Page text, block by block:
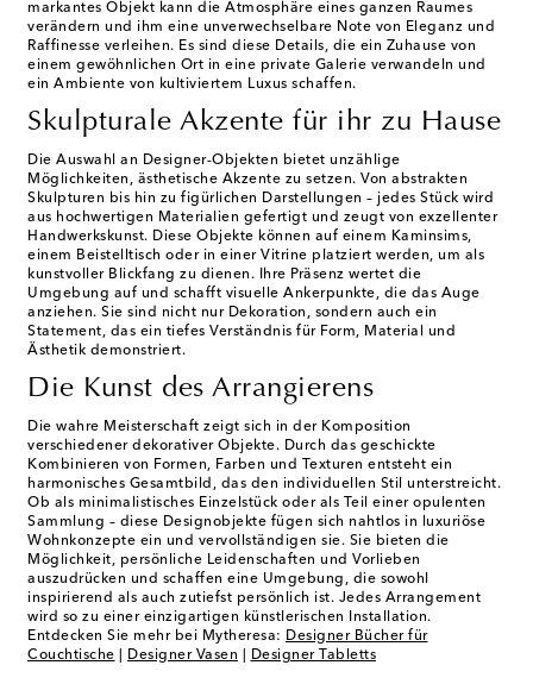
markantes Objekt kann die Atmosphäre eines ganzen Raumes
verändern und ihm eine unverwechselbare Note von Eleganz und
Raffinesse verleihen. Es sind diese Details, die ein Zuhause von
einem gewöhnlichen Ort in eine private Galerie verwandeln und
ein Ambiente von kultiviertem Luxus schaffen.
Skulpturale Akzente für ihr zu Hause
Die Auswahl an Designer-Objekten bietet unzählige
Möglichkeiten, ästhetische Akzente zu setzen. Von abstrakten
Skulpturen bis hin zu figürlichen Darstellungen – jedes Stück wird
aus hochwertigen Materialien gefertigt und zeugt von exzellenter
Handwerkskunst. Diese Objekte können auf einem Kaminsims,
einem Beistelltisch oder in einer Vitrine platziert werden, um als
kunstvoller Blickfang zu dienen. Ihre Präsenz wertet die
Umgebung auf und schafft visuelle Ankerpunkte, die das Auge
anziehen. Sie sind nicht nur Dekoration, sondern auch ein
Statement, das ein tiefes Verständnis für Form, Material und
Ästhetik demonstriert.
Die Kunst des Arrangierens
Die wahre Meisterschaft zeigt sich in der Komposition
verschiedener dekorativer Objekte. Durch das geschickte
Kombinieren von Formen, Farben und Texturen entsteht ein
harmonisches Gesamtbild, das den individuellen Stil unterstreicht.
Ob als minimalistisches Einzelstück oder als Teil einer opulenten
Sammlung – diese Designobjekte fügen sich nahtlos in luxuriöse
Wohnkonzepte ein und vervollständigen sie. Sie bieten die
Möglichkeit, persönliche Leidenschaften und Vorlieben
auszudrücken und schaffen eine Umgebung, die sowohl
inspirierend als auch zutiefst persönlich ist. Jedes Arrangement
wird so zu einer einzigartigen künstlerischen Installation.
Entdecken Sie mehr bei Mytheresa: Designer Bücher für
Couchtische
Designer Vasen Designer Tabletts